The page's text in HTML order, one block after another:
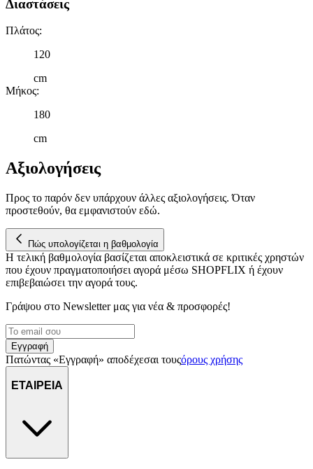
Διαστάσεις
Πλάτος:
120
cm
Μήκος:
180
cm
Αξιολογήσεις
Προς το παρόν δεν υπάρχουν άλλες αξιολογήσεις. Όταν
προστεθούν, θα εμφανιστούν εδώ.
Πώς υπολογίζεται η βαθμολογία
Η τελική βαθμολογία βασίζεται αποκλειστικά σε κριτικές χρηστών
που έχουν πραγματοποιήσει αγορά μέσω SHOPFLIX ή έχουν
επιβεβαιώσει την αγορά τους.
Γράψου στο Νewsletter μας για νέα & προσφορές!
Εγγραφή
Πατώντας «Εγγραφή» αποδέχεσαι τουςόρους χρήσης
ΕΤΑΙΡΕΙΑ